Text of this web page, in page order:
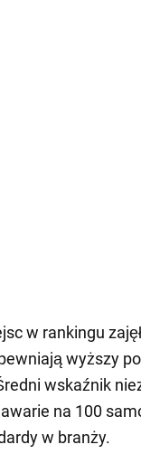
w rankingu
wyższy
wskaźnik
na 100
w branży.